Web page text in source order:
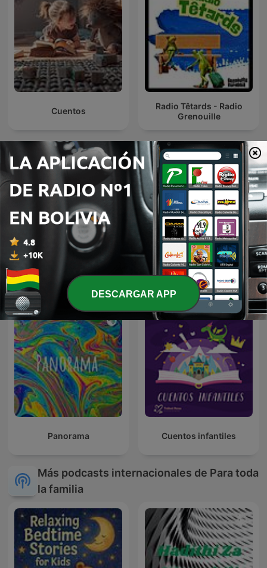
Cuentos
Radio Têtards - Radio
Grenouille
Cuentos y Más Cuentos Educa Talks
Panorama Cuentos infantiles
Más podcasts internacionales de Para toda
la familia
DESCARGAR APP